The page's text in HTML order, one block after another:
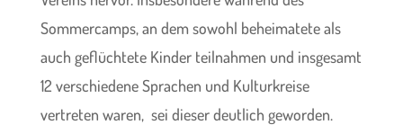
Sommercamps, an dem sowohl beheimatete als
auch geflüchtete Kinder teilnahmen und insgesamt
12 verschiedene Sprachen und Kulturkreise
vertreten waren, sei dieser deutlich geworden.